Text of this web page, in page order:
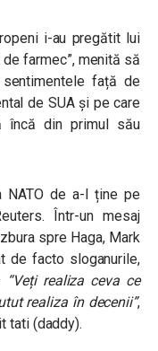
i-au pregătit lui
farmec”, menită să
față de
de SUA și pe care
încă din primul său
NATO de a-l ține pe
Într-un mesaj
spre Haga, Mark
de facto sloganurile,
“Veți realiza ceva ce
realiza în decenii”,
tati (daddy).